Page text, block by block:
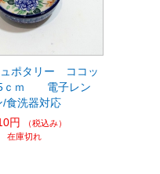
ポタリー ココッ
ｃｍ 電子レン
/食洗器対応
円
（税込み）
在庫切れ